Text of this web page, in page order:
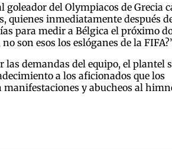
del Olympiacos de Grecia
quienes inmediatamente después
para medir a Bélgica el próximo
son esos los eslóganes de la
demandas del equipo, el plantel
a los aficionados que los
manifestaciones y abucheos al